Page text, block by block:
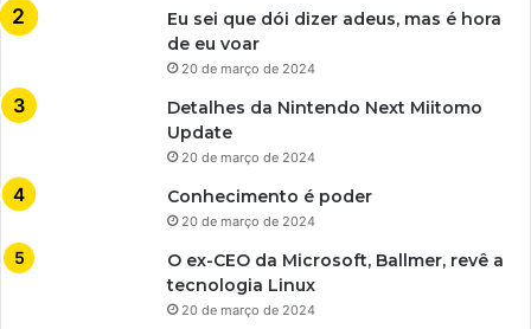
Eu sei que dói dizer adeus, mas é hora
de eu voar
20 de março de 2024
Detalhes da Nintendo Next Miitomo
Update
20 de março de 2024
Conhecimento é poder
20 de março de 2024
O ex-CEO da Microsoft, Ballmer, revê a
tecnologia Linux
20 de março de 2024